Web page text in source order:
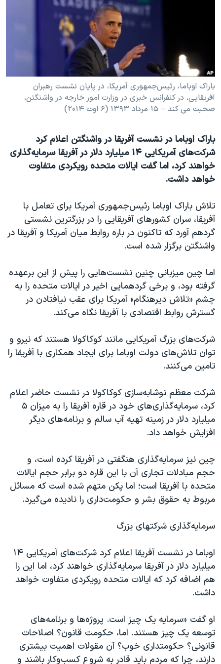
علم و فناوری
گالری عکس
آرشیو پخش زنده
انتخابات ریاست جمهوری آمریکا ۲۰۲۴
حمله جمهوری اسلامی به اسرائیل
رمز مهسا
اعتراضات زن، زندگی، آزادی
مجموعه مستندهای دادخواهی
تریبونال مردمی آبان ۹۸
دادگاه حمید نوری
چهل سال گروگان‌گیری
اعتراضات مردمی آبان ۹۸
اسرائیل در جنگ
نرگس محمدی برنده جایزه نوبل صلح
صفحه‌های ویژه
سفر پرزیدنت ترامپ به چین
زبانهای مختلف
باراک اوباما، رئيس‌جمهوری آمريکا، در پایان نشست رهبران
آفریقايی، در کنفرانس خبری در وزارت امور خارجه در واشنگتن،
صحبت می کند – ۱۵ مرداد ۱۳۹۳ (۶ اوت ۲۰۱۴)
باراک اوباما در نشست آفريقا در واشنگتن اعلام کرد
شرکت‌های آمريکايی ۱۴ ميليارد دلار در آفريقا سرمايه‌گذاری
خواهند کرد، اما گفت ایالات متحده رویکردی متفاوت
خواهد داشت.
تلاش باراک اوباما رئيس‌جمهوری آمريکا برای تعامل با
آفریقا، سران کشورهای آفریقایی را در بزرگترین نشستی
گردهم آورد که تاکنون در باره روابط میان آمریکا و آفریقا در
واشنگتن برگزار شده است.
اما چین میزبانی چنین نشست‌هايی را پيش از اين برعهده
گرفته بود، و برخی گردهمايی اخير در ایالات متحده را به
چشم «تلاش ديرهنگام» آمريکا برای عقب نيافتادن در
گسترش روابط اقتصادی با آفریقا نگاه می‌کند.
شرکت‌های بزرگ آمریکایی مانند کوکاکولا هستند که نیرو و
توان تلاش‌های دولت اوباما برای ایجاد همکاری با آفریقا را
تامين می‌کنند.
شرکت معظم نوشابه‌سازی کوکاکولا در نشست حاضر اعلام
کرد، سرمایه‌گذاری‌های خود در قاره آفریقا را به ميزان ۵
ميليارد دلار در زمينه تهيه آب سالم و برنامه‌های دیگر
افزايش خواهد داد.
چین نيز سرمایه‌گذاری هنگفتی در آفريقا کرده است، و
حجم مبادلات تجاری آن با اين قاره دو برابر حجم ايالات
متحده با آفريقا است؛ اما پکن متهم شده است که مسائل
مربوط به حقوق بشر و حکومت‌داری را نادیده می‌گيرد.
سرمایه‌گذاری شرکتهای بزرگ
اوباما در نشست آفريقا اعلام کرد شرکت‌های آمريکايی ۱۴
ميليارد دلار در آفريقا سرمايه‌گذاری خواهند کرد، اما اين را
هم اضافه کرد که ایالات متحده رویکردی متفاوت خواهد
داشت.
او گفت «سرمايه یک چیز است. پروژه‌ها و برنامه‌های
توسعه یک چیز هستند. اما، حکومت قانون؟ اصلاحات
قانونی؟ حکومتداری خوب؟ آن مقولات اهميت بيشتری
دارند، چرا که مردم باید قادر به شروع کسب‌وکار باشند و